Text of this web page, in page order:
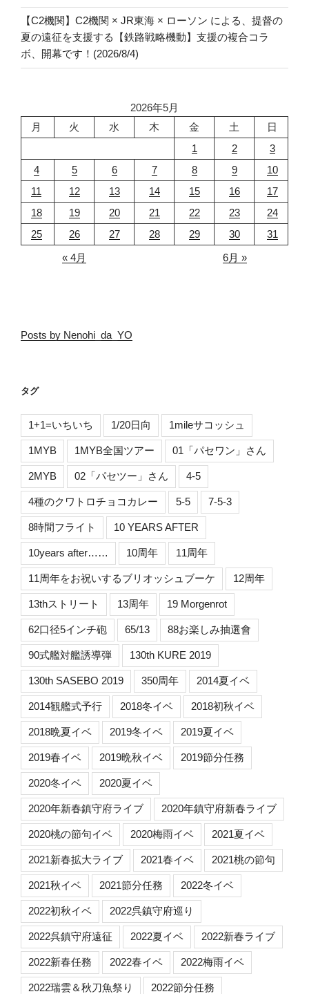
【C2機関】C2機関 × JR東海 × ローソン による、提督の
夏の遠征を支援する【鉄路戦略機動】支援の複合コラ
ボ、開幕です！(2026/8/4)
2026年5月
月
火 水 木 金 土
日
1
2
3
4
5 6 7 8 9
10
11
12 13 14 15 16
17
18
19 20 21 22 23
24
25
26 27 28 29 30
31
« 4月
6月 »
Posts by Nenohi_da_YO
タグ
1+1=いちいち 1/20日向 1mileサコッシュ
1MYB 1MYB全国ツアー 01「パセワン」さん
2MYB 02「パセツー」さん 4-5
4種のクワトロチョコカレー 5-5 7-5-3
8時間フライト 10 YEARS AFTER
10years after…… 10周年 11周年
11周年をお祝いするブリオッシュブーケ 12周年
13thストリート 13周年 19 Morgenrot
62口径5インチ砲 65/13 88お楽しみ抽選會
90式艦対艦誘導弾 130th KURE 2019
130th SASEBO 2019 350周年 2014夏イベ
2014観艦式予行 2018冬イベ 2018初秋イベ
2018晩夏イベ 2019冬イベ 2019夏イベ
2019春イベ 2019晩秋イベ 2019節分任務
2020冬イベ 2020夏イベ
2020年新春鎮守府ライブ 2020年鎮守府新春ライブ
2020桃の節句イベ 2020梅雨イベ 2021夏イベ
2021新春拡大ライブ 2021春イベ 2021桃の節句
2021秋イベ 2021節分任務 2022冬イベ
2022初秋イベ 2022呉鎮守府巡り
2022呉鎮守府遠征 2022夏イベ 2022新春ライブ
2022新春任務 2022春イベ 2022梅雨イベ
2022瑞雲＆秋刀魚祭り 2022節分任務